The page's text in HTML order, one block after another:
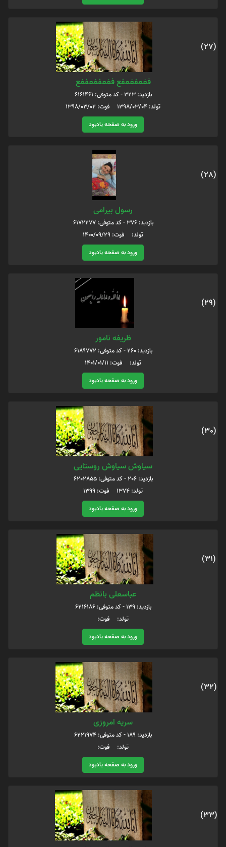
(27)
فغعفغعفع فغعفغعفغع
بازدید: 323 - کد متوفی: 6161461
تولد: 1398/03/04 فوت: 1398/03/02
ورود به صفحه یادبود
(28)
رسول بیرامی
بازدید: 376 - کد متوفی: 6172277
تولد: فوت: 1400/09/29
ورود به صفحه یادبود
(29)
ظریفه نامور
بازدید: 260 - کد متوفی: 6189772
تولد: فوت: 1401/01/11
ورود به صفحه یادبود
(30)
سیاوش سیاوش روستایی
بازدید: 206 - کد متوفی: 6202855
تولد: 1374 فوت: 1399
ورود به صفحه یادبود
(31)
عباسعلی بانظم
بازدید: 139 - کد متوفی: 6216186
تولد: فوت:
ورود به صفحه یادبود
(32)
سریه امروزی
بازدید: 189 - کد متوفی: 6221974
تولد: فوت:
ورود به صفحه یادبود
(33)